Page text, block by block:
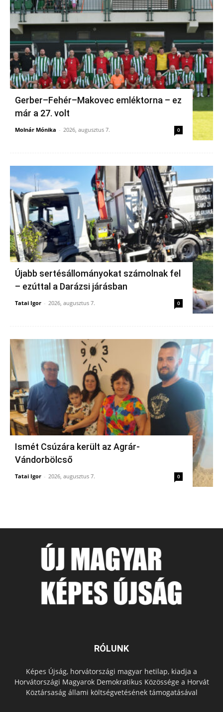
Gerber–Fehér–Makovec emléktorna – ez
már a 27. volt
Molnár Mónika - 2026, augusztus 7. 0
Újabb sertésállományokat számolnak fel
– ezúttal a Darázsi járásban
Tatai Igor - 2026, augusztus 7. 0
Ismét Csúzára került az Agrár-
Vándorbölcső
Tatai Igor - 2026, augusztus 7. 0
RÓLUNK
Képes Újság, horvátországi magyar hetilap, kiadja a
Horvátországi Magyarok Demokratikus Közössége a Horvát
Köztársaság állami költségvetésének támogatásával